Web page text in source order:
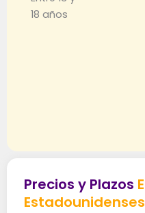
18 años
Precios y Plazos
Estadounidenses